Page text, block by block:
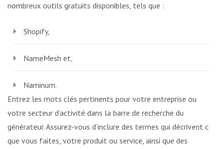
nombreux outils gratuits disponibles, tels que :
Shopify,
NameMesh et,
Naminum.
Entrez les mots clés pertinents pour votre entreprise ou
votre secteur d’activité dans la barre de recherche du
générateur. Assurez-vous d’inclure des termes qui décrivent ce
que vous faites, votre produit ou service, ainsi que des